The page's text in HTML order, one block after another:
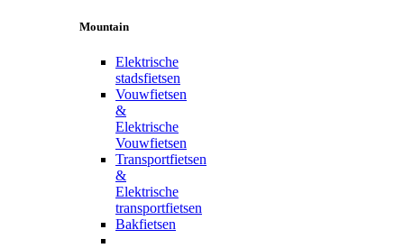
Mountain
Elektrische
stadsfietsen
Vouwfietsen
&
Elektrische
Vouwfietsen
Transportfietsen
&
Elektrische
transportfietsen
Bakfietsen